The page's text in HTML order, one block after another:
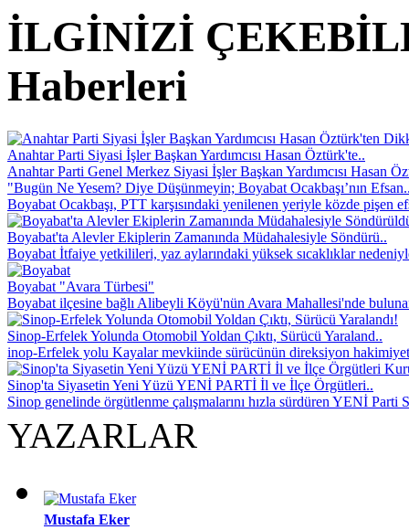
İLGİNİZİ
Haberleri
Anahtar Parti Siyasi İşler Başkan Yardımcısı Hasan Öztürk'te..
Anahtar Parti Genel Merkez Siyasi İşler Başkan Yardımcısı Hasan
"Bugün Ne Yesem? Diye Düşünmeyin; Boyabat Ocakbaşı’nın
Boyabat Ocakbaşı, PTT karşısındaki yenilenen yeriyle közde pişen
Boyabat'ta Alevler Ekiplerin Zamanında Müdahalesiyle Söndürü..
Boyabat İtfaiye yetkilileri, yaz aylarındaki yüksek sıcaklıklar
Boyabat "Avara Türbesi"
Boyabat ilçesine bağlı Alibeyli Köyü'nün Avara Mahallesi'nde
Sinop-Erfelek Yolunda Otomobil Yoldan Çıktı, Sürücü Yaraland..
inop-Erfelek yolu Kayalar mevkiinde sürücünün direksiyon
Sinop'ta Siyasetin Yeni Yüzü YENİ PARTİ İl ve İlçe Örgütleri..
Sinop genelinde örgütlenme çalışmalarını hızla sürdüren YENİ Parti
YAZARLAR
Mustafa Eker